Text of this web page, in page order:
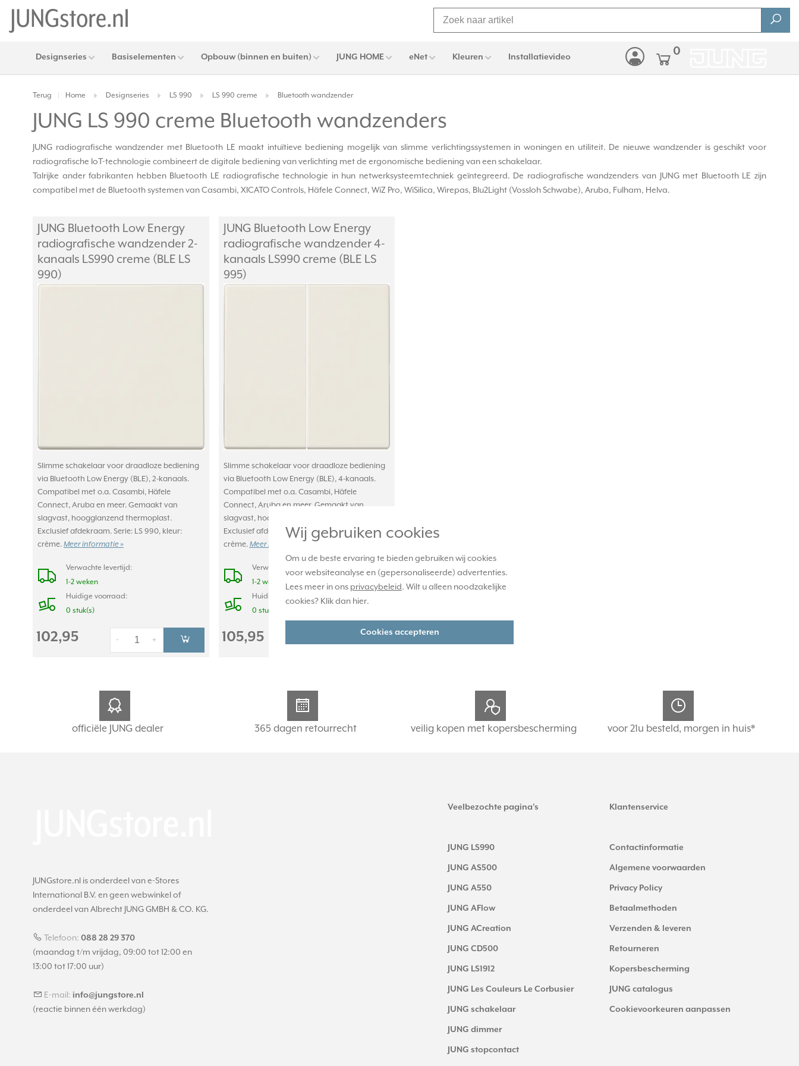
Wij gebruiken cookies
Om u de beste ervaring te bieden gebruiken wij cookies
voor websiteanalyse en (gepersonaliseerde) advertenties.
Lees meer in ons privacybeleid. Wilt u alleen noodzakelijke
cookies? Klik dan hier.
Cookies accepteren
Designseries Basiselementen Opbouw (binnen en buiten) JUNG HOME eNet Kleuren Installatievideo 0
Terug Home Designseries LS 990 LS 990 creme Bluetooth wandzender
JUNG LS 990 creme Bluetooth wandzenders
JUNG radiografische wandzender met Bluetooth LE maakt intuïtieve bediening mogelijk van slimme verlichtingssystemen in woningen en utiliteit. De nieuwe wandzender is geschikt voor
radiografische IoT-technologie combineert de digitale bediening van verlichting met de ergonomische bediening van een schakelaar.
Talrijke ander fabrikanten hebben Bluetooth LE radiografische technologie in hun netwerksysteemtechniek geïntegreerd. De radiografische wandzenders van JUNG met Bluetooth LE zijn
compatibel met de Bluetooth systemen van Casambi, XICATO Controls, Häfele Connect, WiZ Pro, WiSilica, Wirepas, Blu2Light (Vossloh Schwabe), Aruba, Fulham, Helva.
JUNG Bluetooth Low Energy
radiografische wandzender 2-
kanaals LS990 creme (BLE LS
990)
Slimme schakelaar voor draadloze bediening
via Bluetooth Low Energy (BLE), 2-kanaals.
Compatibel met o.a. Casambi, Häfele
Connect, Aruba en meer. Gemaakt van
slagvast, hoogglanzend thermoplast.
Exclusief afdekraam. Serie: LS 990, kleur:
crème. Meer informatie »
Verwachte levertijd:
1-2 weken
Huidige voorraad:
0 stuk(s)
102,95 +
-
JUNG Bluetooth Low Energy
radiografische wandzender 4-
kanaals LS990 creme (BLE LS
995)
Slimme schakelaar voor draadloze bediening
via Bluetooth Low Energy (BLE), 4-kanaals.
Compatibel met o.a. Casambi, Häfele
Connect, Aruba en meer. Gemaakt van
slagvast, hoogglanzend thermoplast.
Exclusief afdekraam. Serie: LS 990, kleur:
crème. Meer informatie »
Verwachte levertijd:
1-2 weken
Huidige voorraad:
0 stuk(s)
105,95
officiële JUNG dealer 365 dagen retourrecht veilig kopen met kopersbescherming voor 21u besteld, morgen in huis*
JUNGstore.nl is onderdeel van e-Stores
International B.V. en geen webwinkel of
onderdeel van Albrecht JUNG GMBH & CO. KG.
Telefoon: 088 28 29 370
(maandag t/m vrijdag, 09:00 tot 12:00 en
13:00 tot 17:00 uur)
E-mail: info@jungstore.nl
(reactie binnen één werkdag)
Veelbezochte pagina's
JUNG LS990
JUNG AS500
JUNG A550
JUNG AFlow
JUNG ACreation
JUNG CD500
JUNG LS1912
JUNG Les Couleurs Le Corbusier
JUNG schakelaar
JUNG dimmer
JUNG stopcontact
Klantenservice
Contactinformatie
Algemene voorwaarden
Privacy Policy
Betaalmethoden
Verzenden & leveren
Retourneren
Kopersbescherming
JUNG catalogus
Cookievoorkeuren aanpassen